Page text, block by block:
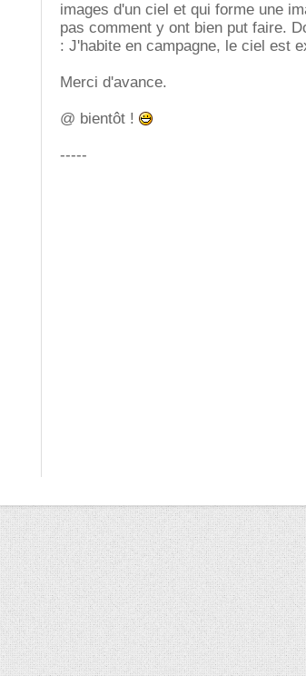
images d'un ciel et qui forme une
pas comment y ont bien put faire.
: J'habite en campagne, le ciel est
Merci d'avance.
@ bientôt !
-----